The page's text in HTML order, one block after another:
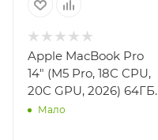
Apple MacBook Pro
14" (M5 Pro, 18C CPU,
20C GPU, 2026) 64ГБ,
2ТБ SSD, Silver
Мало